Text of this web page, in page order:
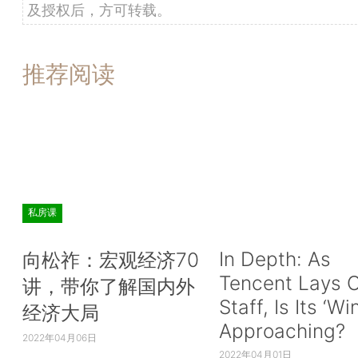
及授权后，方可转载。
推荐阅读
私房课
向松祚：宏观经济70
讲，带你了解国内外
经济大局
2022年04月06日
In Depth: As
Tencent Lays
Staff, Is Its
Approaching?
2022年04月01日